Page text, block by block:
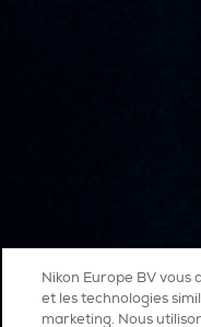
Nikon Europe BV vous
et les technologies
marketing. Nous